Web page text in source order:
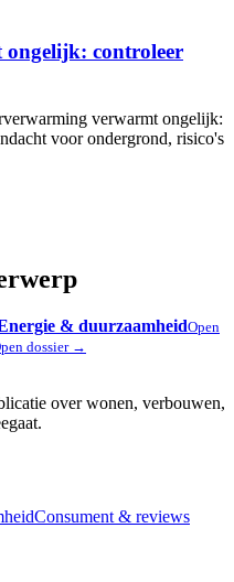
controleer
verwarmt ongelijk:
voor ondergrond, risico's
& duurzaamheidOpen
dossier →
over wonen, verbouwen,
Consument & reviews